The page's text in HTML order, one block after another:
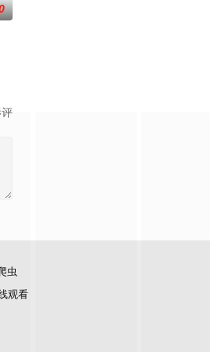
挂”。
虫
观看